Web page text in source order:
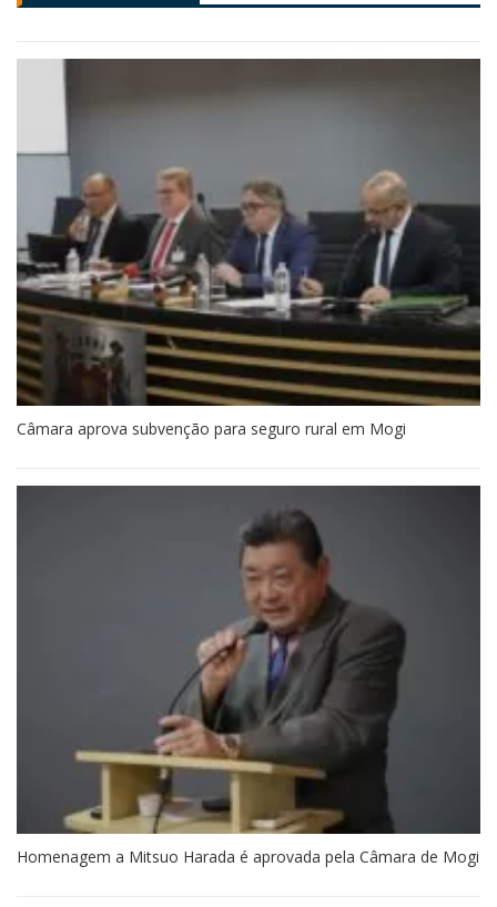
Câmara aprova subvenção para seguro rural em Mogi
Homenagem a Mitsuo Harada é aprovada pela Câmara de Mogi